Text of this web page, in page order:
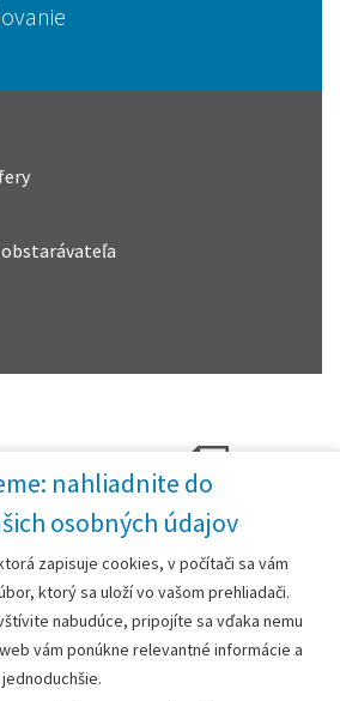
nahliadnite do
osobných údajov
zapisuje cookies, v počítači sa vám
ktorý sa uloží vo vašom prehliadači.
nabudúce, pripojíte sa vďaka nemu
vám ponúkne relevantné informácie a
Kronika mesta